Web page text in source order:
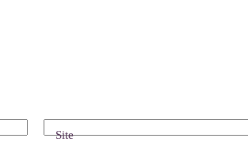
Site